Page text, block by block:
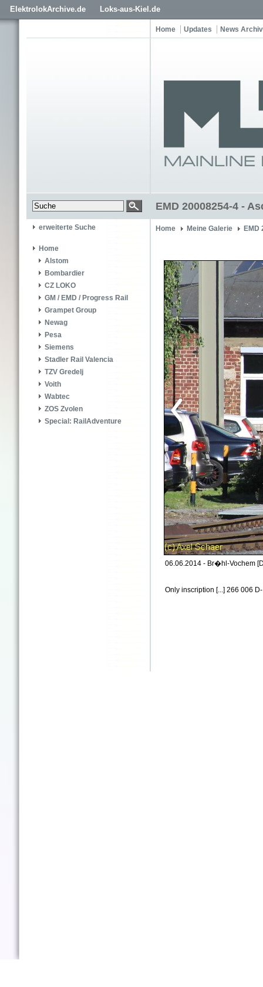
ElektrolokArchive.de Loks-aus-Kiel.de
Home Updates News Archiv
EMD 20008254-4 -
erweiterte Suche
Home
Alstom
Bombardier
CZ LOKO
GM / EMD / Progress Rail
Grampet Group
Newag
Pesa
Siemens
Stadler Rail Valencia
TZV Gredelj
Voith
Wabtec
ZOS Zvolen
Special: RailAdventure
Home Meine Galerie EMD
06.06.2014 - Br�hl-Vochem
Only inscription [...] 266 006